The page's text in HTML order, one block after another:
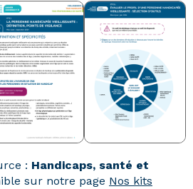
: Handicaps, santé et
sur notre page Nos kits